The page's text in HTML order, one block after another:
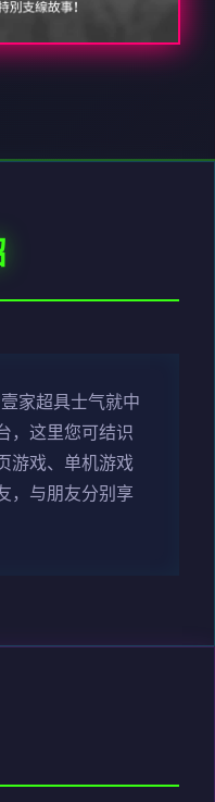
家超具士气就中
，这里您可结识
游戏、单机游戏
，与朋友分别享